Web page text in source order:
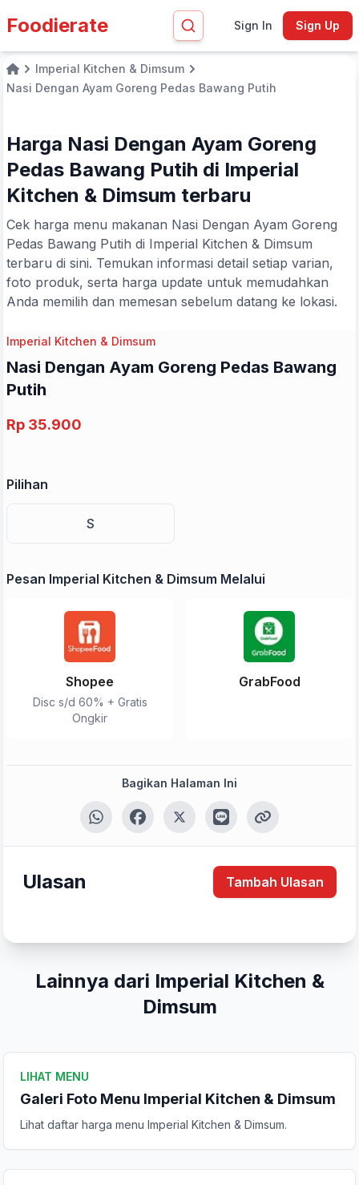
Foodierate Sign In Sign Up
HomeImperial Kitchen & Dimsum
Nasi Dengan Ayam Goreng Pedas Bawang Putih
Harga Nasi Dengan Ayam Goreng
Pedas Bawang Putih di Imperial
Kitchen & Dimsum terbaru
Cek harga menu makanan Nasi Dengan Ayam Goreng
Pedas Bawang Putih di Imperial Kitchen & Dimsum
terbaru di sini. Temukan informasi detail setiap varian,
foto produk, serta harga update untuk memudahkan
Anda memilih dan memesan sebelum datang ke lokasi.
Imperial Kitchen & Dimsum
Nasi Dengan Ayam Goreng Pedas Bawang
Putih
Rp 35.900
Pilihan
S
Pesan Imperial Kitchen & Dimsum Melalui
Shopee
Disc s/d 60% + Gratis
Ongkir
GrabFood
Bagikan Halaman Ini
Ulasan Tambah Ulasan
Lainnya dari Imperial Kitchen &
Dimsum
LIHAT MENU
Galeri Foto Menu Imperial Kitchen & Dimsum
Lihat daftar harga menu Imperial Kitchen & Dimsum.
Tulis Ulasan